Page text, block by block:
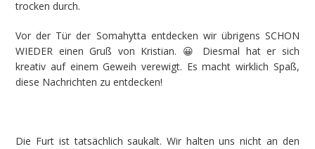
trocken durch.
Vor der Tür der Somahytta entdecken wir übrigens SCHON
WIEDER einen Gruß von Kristian. 😀 Diesmal hat er sich
kreativ auf einem Geweih verewigt. Es macht wirklich Spaß,
diese Nachrichten zu entdecken!
Die Furt ist tatsächlich saukalt. Wir halten uns nicht an den